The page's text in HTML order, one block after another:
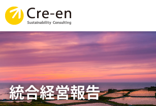
ホーム
ライブラリ
統合経営報告